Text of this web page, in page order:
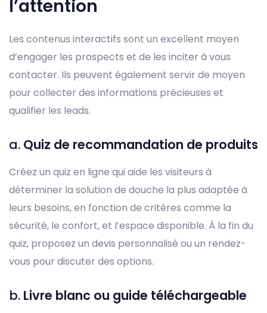
l’attention
Les contenus interactifs sont un excellent moyen
d’engager les prospects et de les inciter à vous
contacter. Ils peuvent également servir de moyen
pour collecter des informations précieuses et
qualifier les leads.
a. Quiz de recommandation de produits
Créez un quiz en ligne qui aide les visiteurs à
déterminer la solution de douche la plus adaptée à
leurs besoins, en fonction de critères comme la
sécurité, le confort, et l’espace disponible. À la fin du
quiz, proposez un devis personnalisé ou un rendez-
vous pour discuter des options.
b. Livre blanc ou guide téléchargeable